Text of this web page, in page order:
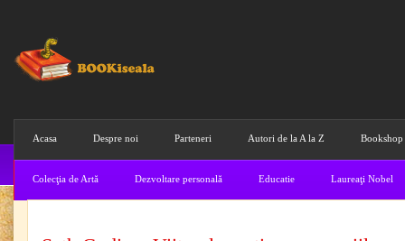
Acasa Despre noi Parteneri Autori de la A la Z Bookshop
Colecţia de Artă Dezvoltare personală Educatie Laureaţi Nobel